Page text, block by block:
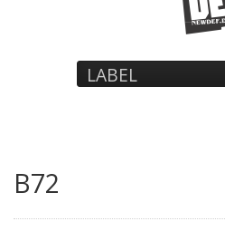
LABEL
B72